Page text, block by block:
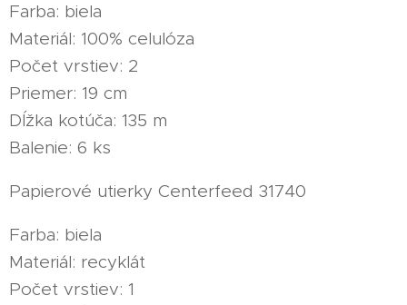
Farba: biela
Materiál: 100% celulóza
Počet vrstiev: 2
Priemer: 19 cm
Dĺžka kotúča: 135 m
Balenie: 6 ks
Papierové utierky Centerfeed 31740
Farba: biela
Materiál: recyklát
Počet vrstiev: 1